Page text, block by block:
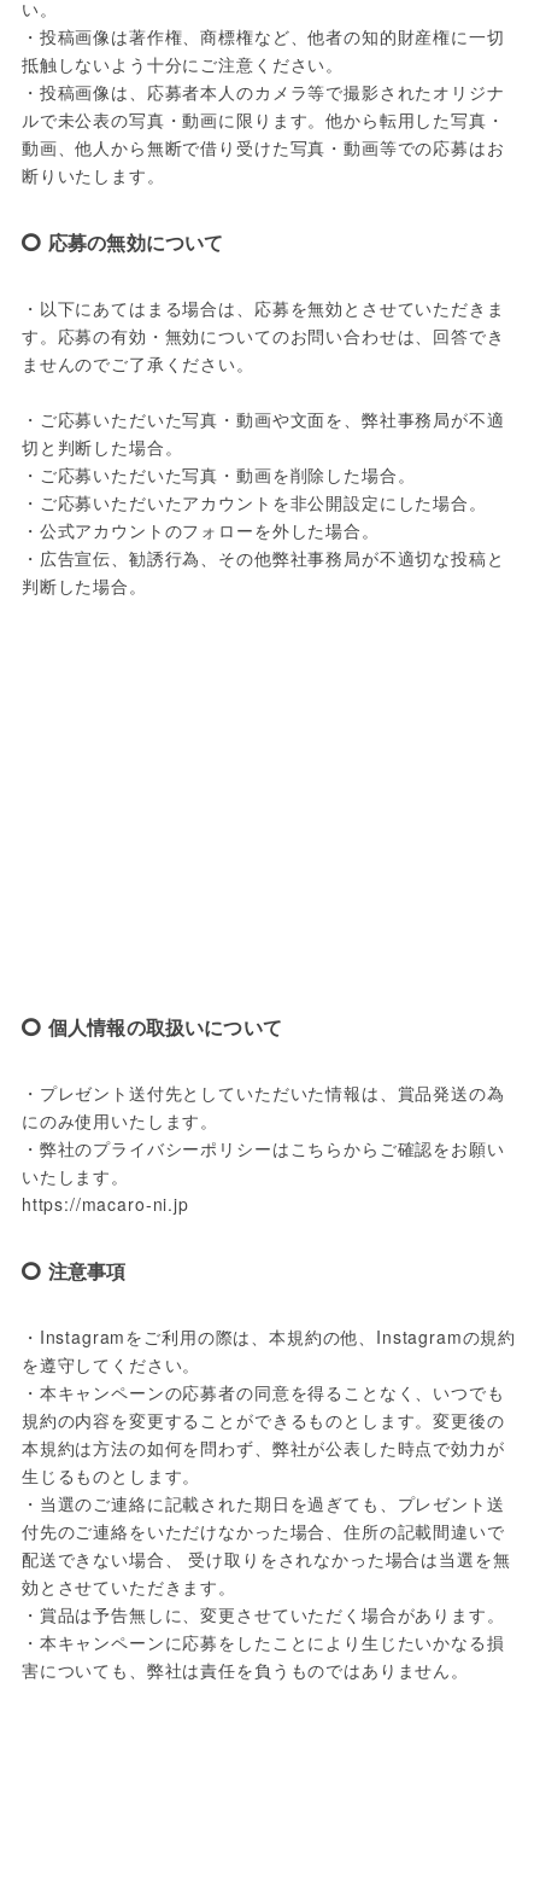
い。
・投稿画像は著作権、商標権など、他者の知的財産権に一切
抵触しないよう十分にご注意ください。
・投稿画像は、応募者本人のカメラ等で撮影されたオリジナ
ルで未公表の写真・動画に限ります。他から転用した写真・
動画、他人から無断で借り受けた写真・動画等での応募はお
断りいたします。
応募の無効について
・以下にあてはまる場合は、応募を無効とさせていただきま
す。応募の有効・無効についてのお問い合わせは、回答でき
ませんのでご了承ください。
・ご応募いただいた写真・動画や文面を、弊社事務局が不適
切と判断した場合。
・ご応募いただいた写真・動画を削除した場合。
・ご応募いただいたアカウントを非公開設定にした場合。
・公式アカウントのフォローを外した場合。
・広告宣伝、勧誘行為、その他弊社事務局が不適切な投稿と
判断した場合。
個人情報の取扱いについて
・プレゼント送付先としていただいた情報は、賞品発送の為
にのみ使用いたします。
・弊社のプライバシーポリシーはこちらからご確認をお願い
いたします。
https://macaro-ni.jp
注意事項
・Instagramをご利用の際は、本規約の他、Instagramの規約
を遵守してください。
・本キャンペーンの応募者の同意を得ることなく、いつでも
規約の内容を変更することができるものとします。変更後の
本規約は方法の如何を問わず、弊社が公表した時点で効力が
生じるものとします。
・当選のご連絡に記載された期日を過ぎても、プレゼント送
付先のご連絡をいただけなかった場合、住所の記載間違いで
配送できない場合、 受け取りをされなかった場合は当選を無
効とさせていただきます。
・賞品は予告無しに、変更させていただく場合があります。
・本キャンペーンに応募をしたことにより生じたいかなる損
害についても、弊社は責任を負うものではありません。